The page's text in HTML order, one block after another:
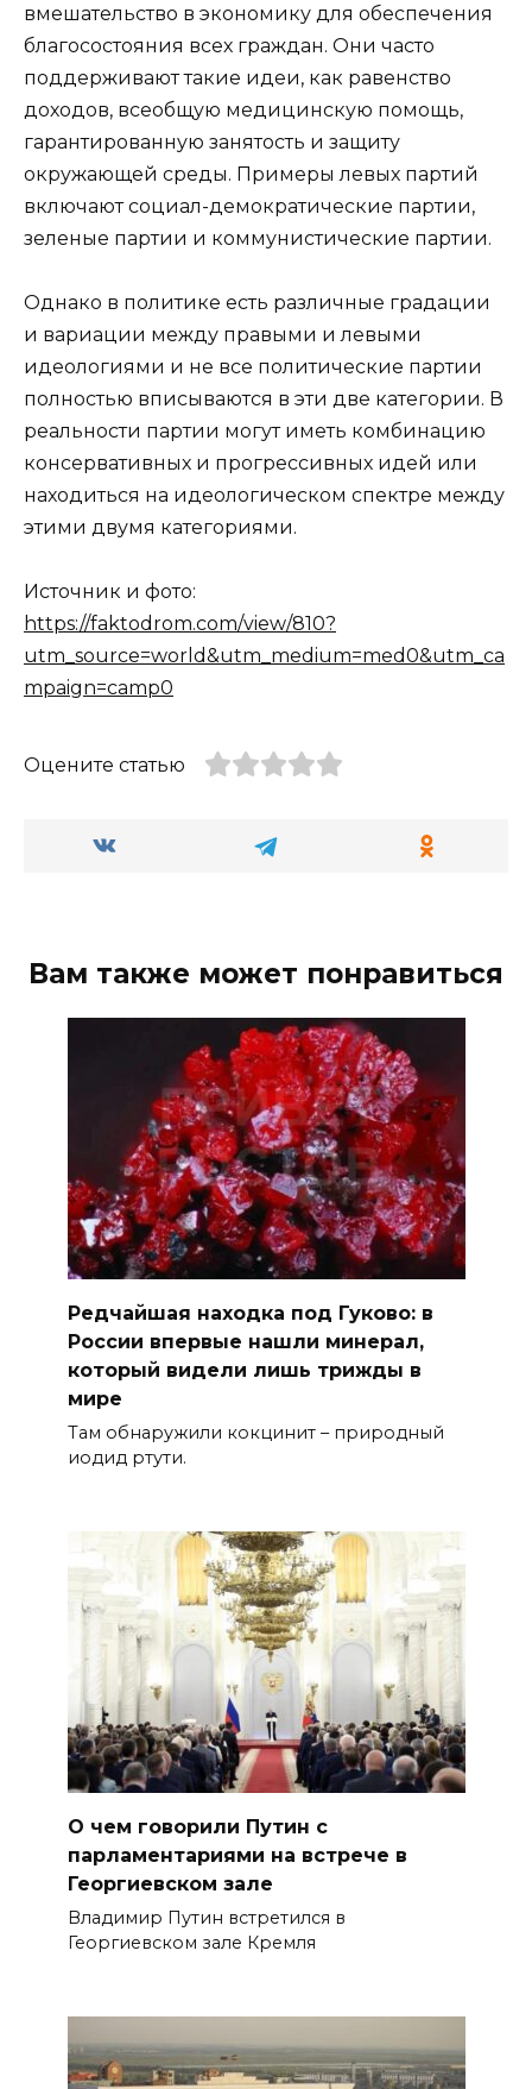
вмешательство в экономику для обеспечения
благосостояния всех граждан. Они часто
поддерживают такие идеи, как равенство
доходов, всеобщую медицинскую помощь,
гарантированную занятость и защиту
окружающей среды. Примеры левых партий
включают социал-демократические партии,
зеленые партии и коммунистические партии.
Однако в политике есть различные градации
и вариации между правыми и левыми
идеологиями и не все политические партии
полностью вписываются в эти две категории. В
реальности партии могут иметь комбинацию
консервативных и прогрессивных идей или
находиться на идеологическом спектре между
этими двумя категориями.
Источник и фото:
https://faktodrom.com/view/810?
utm_source=world&utm_medium=med0&utm_ca
mpaign=camp0
Оцените статью
Вам также может понравиться
Редчайшая находка под Гуково: в
России впервые нашли минерал,
который видели лишь трижды в
мире
Там обнаружили кокцинит – природный
иодид ртути.
О чем говорили Путин с
парламентариями на встрече в
Георгиевском зале
Владимир Путин встретился в
Георгиевском зале Кремля